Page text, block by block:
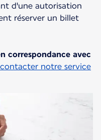
d'une autorisation
réserver un billet
correspondance avec
notre service